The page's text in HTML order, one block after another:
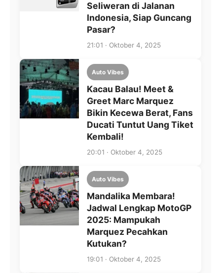
Seliweran di Jalanan
Indonesia, Siap Guncang
Pasar?
21:01 · Oktober 4, 2025
Auto Vibes
Kacau Balau! Meet &
Greet Marc Marquez
Bikin Kecewa Berat, Fans
Ducati Tuntut Uang Tiket
Kembali!
20:01 · Oktober 4, 2025
Auto Vibes
Mandalika Membara!
Jadwal Lengkap MotoGP
2025: Mampukah
Marquez Pecahkan
Kutukan?
19:01 · Oktober 4, 2025